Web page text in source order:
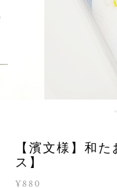
【濱文様】和
ス】
¥880